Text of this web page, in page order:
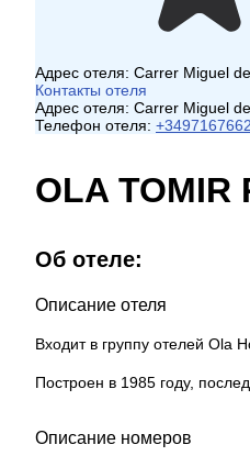
Адрес отеля: Carrer Miguel
Контакты отеля
Адрес отеля: Carrer Miguel
Телефон отеля:
OLA TOMIR
Об отеле:
Описание отеля
Входит в группу отелей Ola
Построен в 1985 году,
Описание номеров